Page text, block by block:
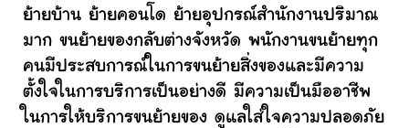
ย้ายบ้าน ย้ายคอนโด ย้ายอุปกรณ์สำนักงานปริมาณ
มาก ขนย้ายของกลับต่างจังหวัด พนักงานขนย้ายทุก
คนมีประสบการณ์ในการขนย้ายสิ่งของและมีความ
ตั้งใจในการบริการเป็นอย่างดี มีความเป็นมืออาชีพ
ในการให้บริการขนย้ายของ ดูแลใส่ใจความปลอดภัย